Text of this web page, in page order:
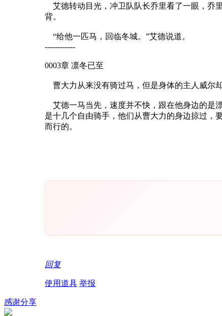
艾德转动目光，冲卫队队长乔里看了一眼，乔
背。
“给他一匹马，回临冬城。”艾德说道。
------------
0003章 凛冬已至
曹大力从来没有骑过马，但是身体的主人威尔
艾德一马当先，速度并不快，跟在他身边的是
是十几个自由骑手，他们从曹大力的身边掠过，
而行的。
回复
使用道具 举报
感谢分享